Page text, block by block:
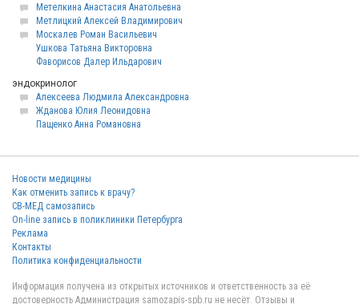
Метелкина Анастасия Анатольевна
Метлицкий Алексей Владимирович
Москалев Роман Васильевич
Ушкова Татьяна Викторовна
Фаворисов Далер Ильдарович
эндокринолог
Алексеева Людмила Александровна
Жданова Юлия Леонидовна
Пащенко Анна Романовна
Новости медицины
Как отменить запись к врачу?
СВ-МЕД самозапись
On-line запись в поликлиники Петербурга
Реклама
Контакты
Политика конфиденциальности
Информация получена из открытых источников и ответственность за её
достоверность Администрация samozapis-spb.ru не несёт. Отзывы и